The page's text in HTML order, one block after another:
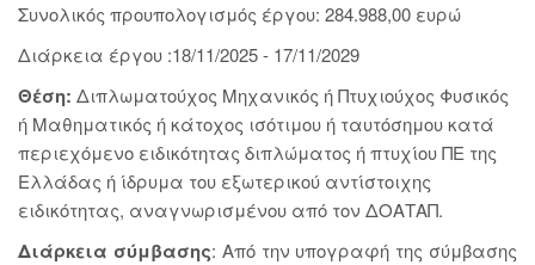
Συνολικός προυπολογισμός έργου: 284.988,00 ευρώ
Διάρκεια έργου :18/11/2025 - 17/11/2029
Θέση: Διπλωματούχος Μηχανικός ή Πτυχιούχος Φυσικός
ή Μαθηματικός ή κάτοχος ισότιμου ή ταυτόσημου κατά
περιεχόμενο ειδικότητας διπλώματος ή πτυχίου ΠΕ της
Ελλάδας ή ίδρυμα του εξωτερικού αντίστοιχης
ειδικότητας, αναγνωρισμένου από τον ΔΟΑΤΑΠ.
Διάρκεια σύμβασης: Από την υπογραφή της σύμβασης